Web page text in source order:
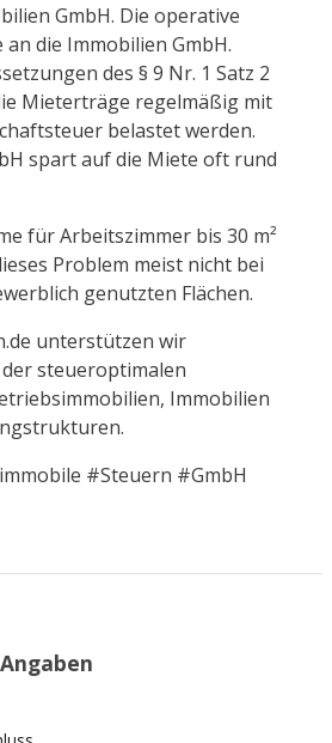
GmbH. Die operative
die Immobilien GmbH.
des § 9 Nr. 1 Satz 2
Mieterträge regelmäßig mit
belastet werden.
spart auf die Miete oft rund
für Arbeitszimmer bis 30 m²
Problem meist nicht bei
genutzten Flächen.
unterstützen wir
steueroptimalen
Immobilien
#Steuern #GmbH